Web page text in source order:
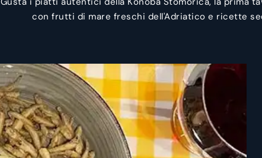
con frutti di mare freschi dell'Adriatico e ricette